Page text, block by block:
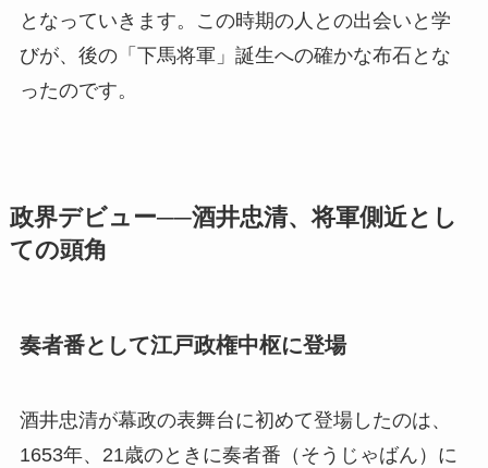
となっていきます。この時期の人との出会いと学
びが、後の「下馬将軍」誕生への確かな布石とな
ったのです。
政界デビュー──酒井忠清、将軍側近とし
ての頭角
奏者番として江戸政権中枢に登場
酒井忠清が幕政の表舞台に初めて登場したのは、
1653年、21歳のときに奏者番（そうじゃばん）に